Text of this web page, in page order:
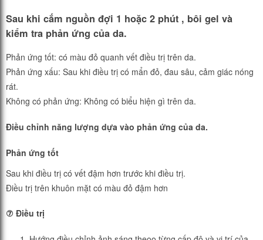
Sau khi cắm nguồn đợi 1 hoặc 2 phút , bôi gel và
kiểm tra phản ứng của da.
Phản ứng tốt: có màu đỏ quanh vết điều trị trên da.
Phản ứng xấu: Sau khi điều trị có mẩn đỏ, đau sâu, cảm giác nóng
rát.
Không có phản ứng: Không có biểu hiện gì trên da.
Điều chỉnh năng lượng dựa vào phản ứng của da.
Phản ứng tốt
Sau khi điều trị có vết đậm hơn trước khi điều trị.
Điều trị trên khuôn mặt có màu đỏ đậm hơn
⑦ Điều trị